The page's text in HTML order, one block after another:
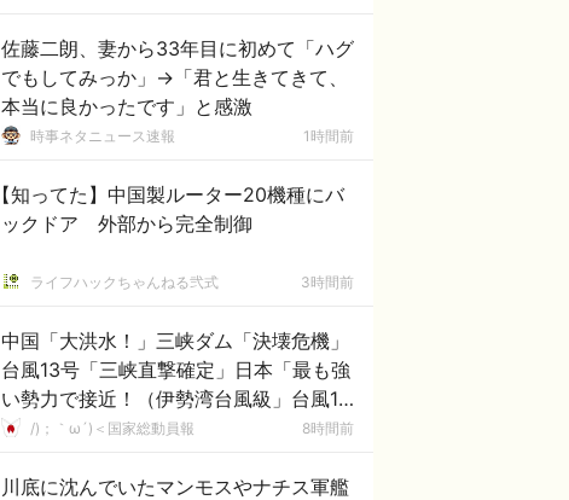
佐藤二朗、妻から33年目に初めて「ハグ
でもしてみっか」→「君と生きてきて、
本当に良かったです」と感激
時事ネタニュース速報 1時間前
【知ってた】中国製ルーター20機種にバ
ックドア 外部から完全制御
ライフハックちゃんねる弐式 3時間前
中国「大洪水！」三峡ダム「決壊危機」
台風13号「三峡直撃確定」日本「最も強
い勢力で接近！（伊勢湾台風級」台風13
号と15号「中国本土でぶつかり合う（前
/)；｀ω´)＜国家総動員報 8時間前
川底に沈んでいたマンモスやナチス軍艦